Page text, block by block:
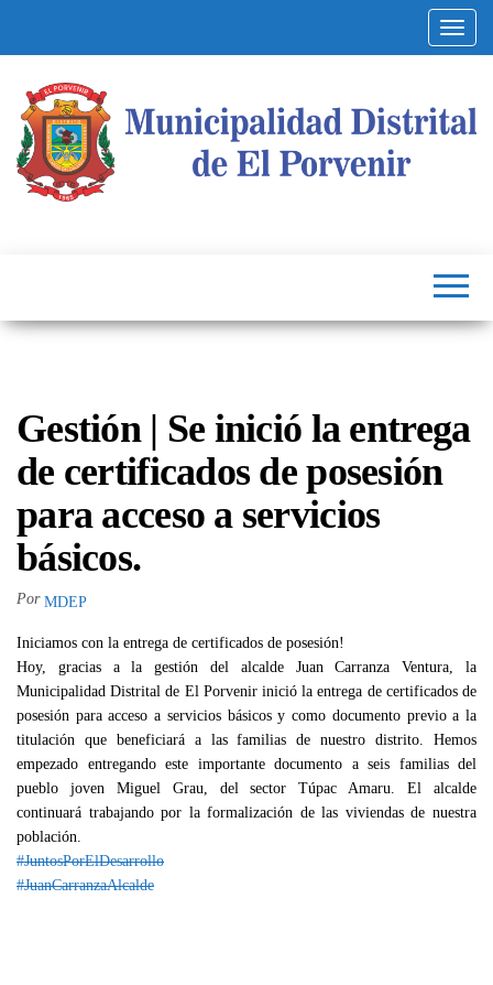
Gestión | Se inició la entrega
de certificados de posesión
para acceso a servicios
básicos.
Por MDEP
Iniciamos con la entrega de certificados de posesión!
Hoy, gracias a la gestión del alcalde Juan Carranza Ventura, la
Municipalidad Distrital de El Porvenir inició la entrega de certificados de
posesión para acceso a servicios básicos y como documento previo a la
titulación que beneficiará a las familias de nuestro distrito. Hemos
empezado entregando este importante documento a seis familias del
pueblo joven Miguel Grau, del sector Túpac Amaru. El alcalde
continuará trabajando por la formalización de las viviendas de nuestra
población.
#JuntosPorElDesarrollo
#JuanCarranzaAlcalde